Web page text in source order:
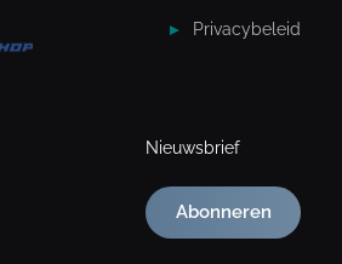
Privacybeleid
Nieuwsbrief
Abonneren